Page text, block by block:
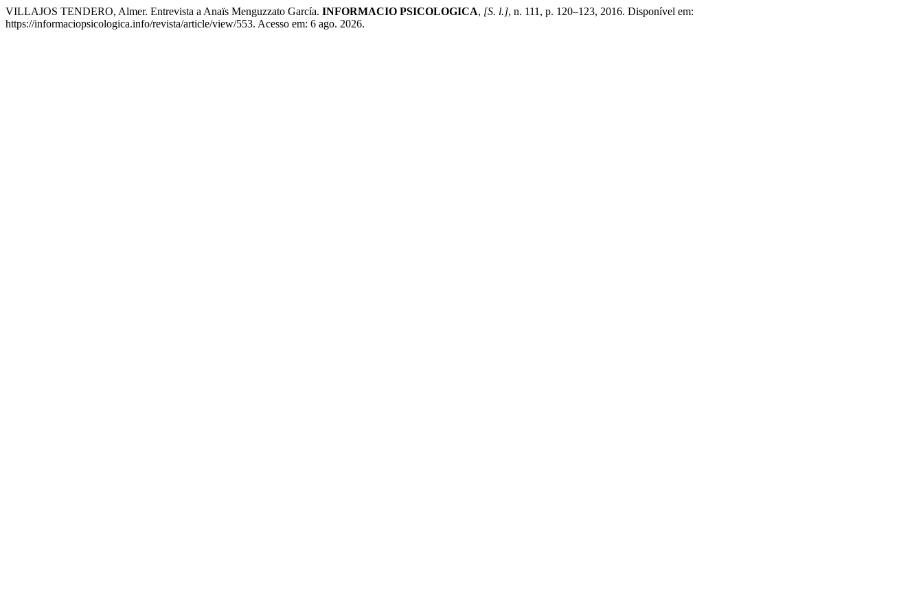
VILLAJOS TENDERO, Almer. Entrevista a Anaïs Menguzzato García. INFORMACIO PSICOLOGICA, [S. l.], n. 111, p. 120–123, 2016. Disponível em:
https://informaciopsicologica.info/revista/article/view/553. Acesso em: 6 ago. 2026.